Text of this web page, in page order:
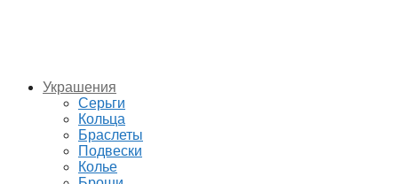
Украшения
Серьги
Кольца
Браслеты
Подвески
Колье